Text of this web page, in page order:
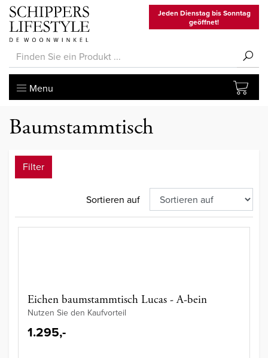
Jeden Dienstag bis Sonntag
geöffnet!
Menu
Baumstammtisch
Filter
Sortieren auf
Eichen baumstammtisch Lucas - A-bein
Nutzen Sie den Kaufvorteil
1.295,-